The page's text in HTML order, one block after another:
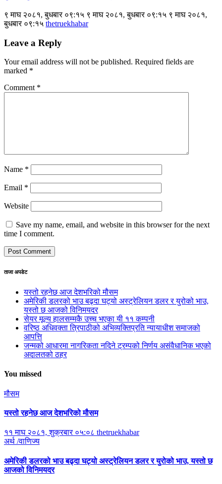
९ माघ २०८१, बुधबार ०९:१५ ९ माघ २०८१, बुधबार ०९:१५ ९ माघ २०८१,
बुधबार ०९:१५ thetruekhabar
Leave a Reply
Your email address will not be published. Required fields are
marked *
Comment *
Name *
Email *
Website
Save my name, email, and website in this browser for the next
time I comment.
ताजा अपडेट
यस्तो रहनेछ आज देशभरिको मौसम
अमेरिकी डलरको भाउ बढ्दा घट्यो अस्ट्रेलियन डलर र युरोको भाउ,
यस्तो छ आजको विनिमयदर
सेयर मूल्य हालसम्मकै उच्च भएका यी ११ कम्पनी
वरिष्ठ अधिवक्ता त्रिपाठीको अभिव्यक्तिप्रति न्यायाधीश समाजको
आपत्ति
जन्मको आधारमा नागरिकता नदिने ट्रम्पको निर्णय असंवैधानिक भएको
अदालतको ठहर
You missed
मौसम
यस्तो रहनेछ आज देशभरिको मौसम
११ माघ २०८१, शुक्रबार ०५:०८ thetruekhabar
अर्थ /वाणिज्य
अमेरिकी डलरको भाउ बढ्दा घट्यो अस्ट्रेलियन डलर र युरोको भाउ, यस्तो छ
आजको विनिमयदर